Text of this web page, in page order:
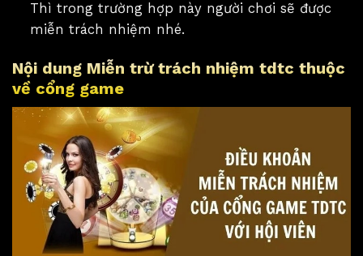
Thì trong trường hợp này người chơi sẽ được
miễn trách nhiệm nhé.
Nội dung Miễn trừ trách nhiệm tdtc thuộc
về cổng game